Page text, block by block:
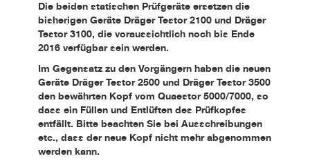
Die beiden statischen Prüfgeräte ersetzen die
bisherigen Geräte Dräger Testor 2100 und Dräger
Testor 3100, die voraussichtlich noch bis Ende
2016 verfügbar sein werden.
Im Gegensatz zu den Vorgängern haben die neuen
Geräte Dräger Testor 2500 und Dräger Testor 3500
den bewährten Kopf vom Quaestor 5000/7000, so
dass ein Füllen und Entlüften des Prüfkopfes
entfällt. Bitte beachten Sie bei Ausschreibungen
etc., dass der neue Kopf nicht mehr abgenommen
werden kann.